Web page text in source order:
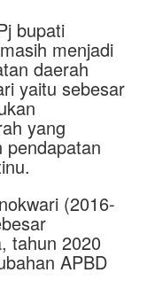
bupati
menjadi
daerah
yaitu sebesar
yang
pendapatan
(2016-
tahun 2020
APBD